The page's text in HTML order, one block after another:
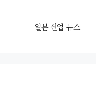
일본 산업 뉴스